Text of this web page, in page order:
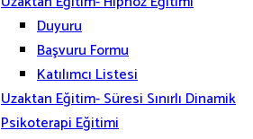
Duyuru
Başvuru Formu
Katılımcı Listesi
Uzaktan Eğitim- Süresi Sınırlı Dinamik
Psikoterapi Eğitimi